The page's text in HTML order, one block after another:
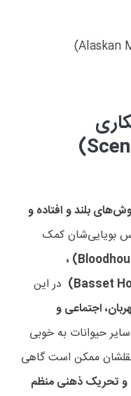
(Alaskan
بلند و افتاده و
بویایی‌شان کمک
،
(Basset در این
اجتماعی و
حیوانات به خوبی
ممکن است گاهی
تحریک ذهنی منظم